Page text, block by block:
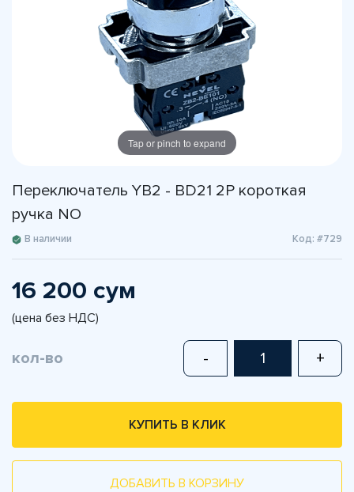
Tap or pinch to expand
Переключатель YB2 - BD21 2P короткая
ручка NO
В наличии Код: #729
16 200 сум
(цена без НДС)
кол-во - +
КУПИТЬ В КЛИК
ДОБАВИТЬ В КОРЗИНУ